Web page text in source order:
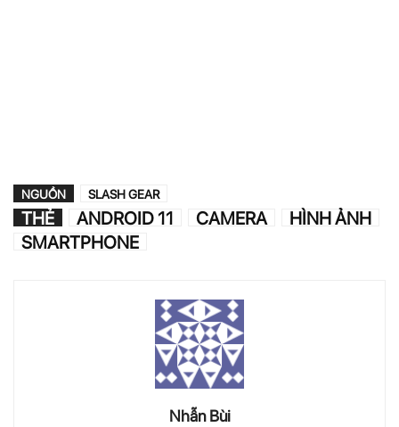
NGUỒN SLASH GEAR
THẺ ANDROID 11 CAMERA
HÌNH ẢNH
SMARTPHONE
Nhẫn Bùi